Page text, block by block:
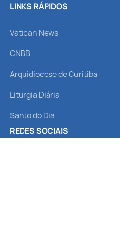
LINKS RÁPIDOS
Vatican News
CNBB
Arquidiocese de Curitiba
Liturgia Diária
Santo do Dia
REDES SOCIAIS